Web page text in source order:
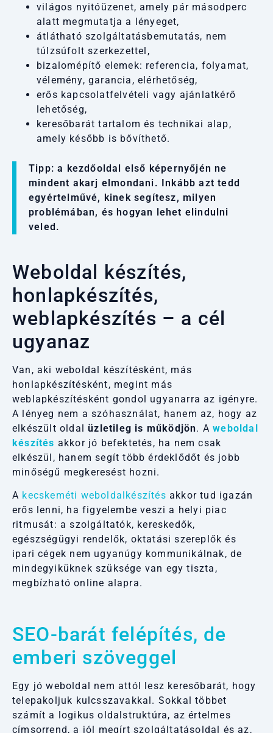
világos nyitóüzenet, amely pár másodperc
alatt megmutatja a lényeget,
átlátható szolgáltatásbemutatás, nem
túlzsúfolt szerkezettel,
bizalomépítő elemek: referencia, folyamat,
vélemény, garancia, elérhetőség,
erős kapcsolatfelvételi vagy ajánlatkérő
lehetőség,
keresőbarát tartalom és technikai alap,
amely később is bővíthető.
Tipp: a kezdőoldal első képernyőjén ne
mindent akarj elmondani. Inkább azt tedd
egyértelművé, kinek segítesz, milyen
problémában, és hogyan lehet elindulni
veled.
Weboldal készítés,
honlapkészítés,
weblapkészítés – a cél
ugyanaz
Van, aki weboldal készítésként, más
honlapkészítésként, megint más
weblapkészítésként gondol ugyanarra az igényre.
A lényeg nem a szóhasználat, hanem az, hogy az
elkészült oldalüzletileg is működjön. Aweboldal
készítés akkor jó befektetés, ha nem csak
elkészül, hanem segít több érdeklődőt és jobb
minőségű megkeresést hozni.
A kecskeméti weboldalkészítés akkor tud igazán
erős lenni, ha figyelembe veszi a helyi piac
ritmusát: a szolgáltatók, kereskedők,
egészségügyi rendelők, oktatási szereplők és
ipari cégek nem ugyanúgy kommunikálnak, de
mindegyiküknek szüksége van egy tiszta,
megbízható online alapra.
SEO-barát felépítés, de
emberi szöveggel
Egy jó weboldal nem attól lesz keresőbarát, hogy
telepakoljuk kulcsszavakkal. Sokkal többet
számít a logikus oldalstruktúra, az értelmes
címsorrend, a jól megírt szolgáltatásoldal és az,